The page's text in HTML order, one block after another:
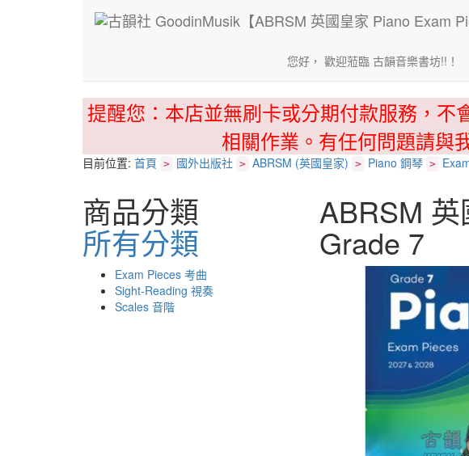
您好， 歡迎蒞臨 古韻音樂書坊!!！
提醒您：本店並無刷卡或分期付款服務，
相關作業。有任何問題請與
目前位置: 首頁 > 國外出版社 > ABRSM (英國皇家) > Piano 鋼琴 >
商品分類
所有分類
Exam Pieces 考曲
Sight-Reading 視奏
Scales 音階
ABRSM
Grade 7